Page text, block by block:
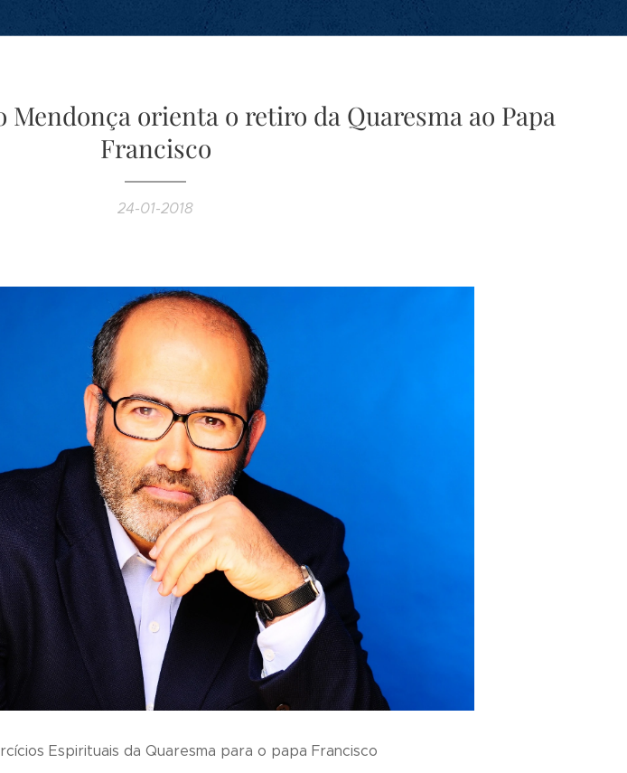
Mendonça orienta o retiro da Quaresma ao Papa
Francisco
24-01-2018
Espirituais da Quaresma para o papa Francisco